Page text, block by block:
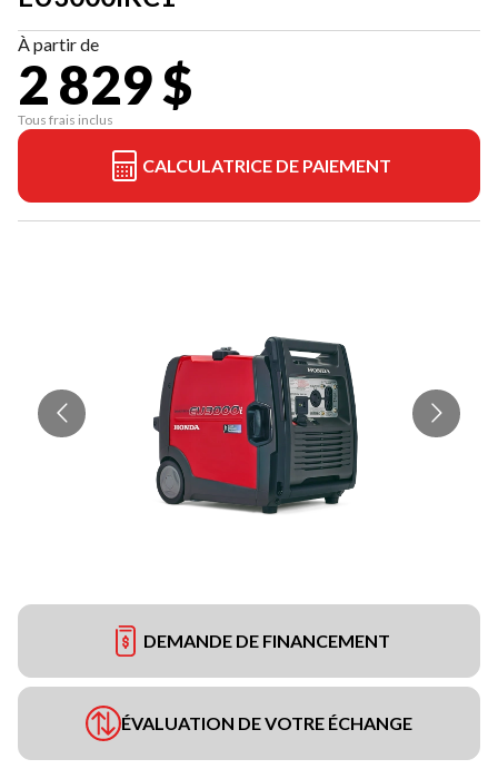
À partir de
2 829 $
Tous frais inclus
CALCULATRICE DE PAIEMENT
DEMANDE DE FINANCEMENT
ÉVALUATION DE VOTRE ÉCHANGE